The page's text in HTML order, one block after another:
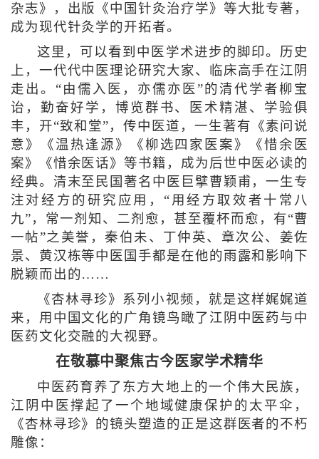
杂志》，出版《中国针灸治疗学》等大批专著，
成为现代针灸学的开拓者。
这里，可以看到中医学术进步的脚印。历史
上，一代代中医理论研究大家、临床高手在江阴
走出。“由儒入医，亦儒亦医”的清代学者柳宝
诒，勤奋好学，博览群书、医术精湛、学验俱
丰，开“致和堂”，传中医道，一生著有《素问说
意》《温热逢源》《柳选四家医案》《惜余医
案》《惜余医话》等书籍，成为后世中医必读的
经典。清末至民国著名中医巨擘曹颖甫，一生专
注对经方的研究应用，“用经方取效者十常八
九”，常一剂知、二剂愈，甚至覆杯而愈，有“曹
一帖”之美誉，秦伯未、丁仲英、章次公、姜佐
景、黄汉栋等中医国手都是在他的雨露和影响下
脱颖而出的……
《杏林寻珍》系列小视频，就是这样娓娓道
来，用中国文化的广角镜鸟瞰了江阴中医药与中
医药文化交融的大视野。
在敬慕中聚焦古今医家学术精华
中医药育养了东方大地上的一个伟大民族，
江阴中医撑起了一个地域健康保护的太平伞，
《杏林寻珍》的镜头塑造的正是这群医者的不朽
雕像：